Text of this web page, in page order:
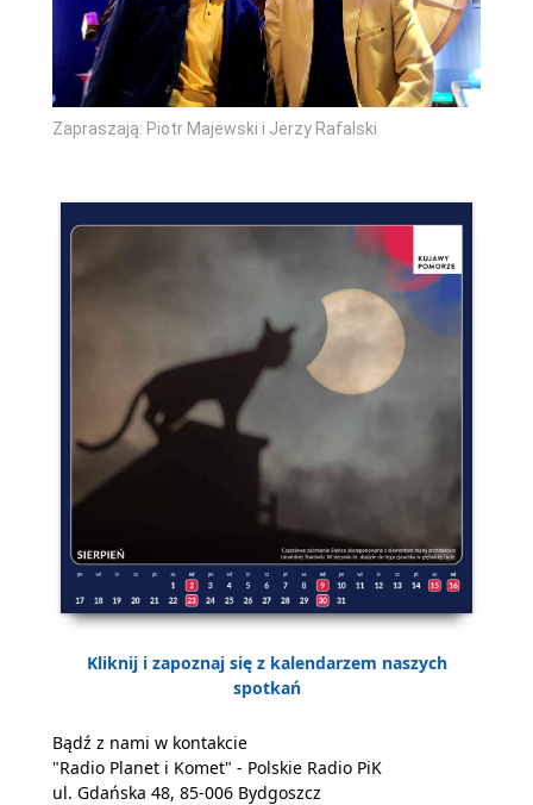
Zapraszają: Piotr Majewski i Jerzy Rafalski
Kliknij i zapoznaj się z kalendarzem naszych
spotkań
Bądź z nami w kontakcie
"Radio Planet i Komet" - Polskie Radio PiK
ul. Gdańska 48, 85-006 Bydgoszcz